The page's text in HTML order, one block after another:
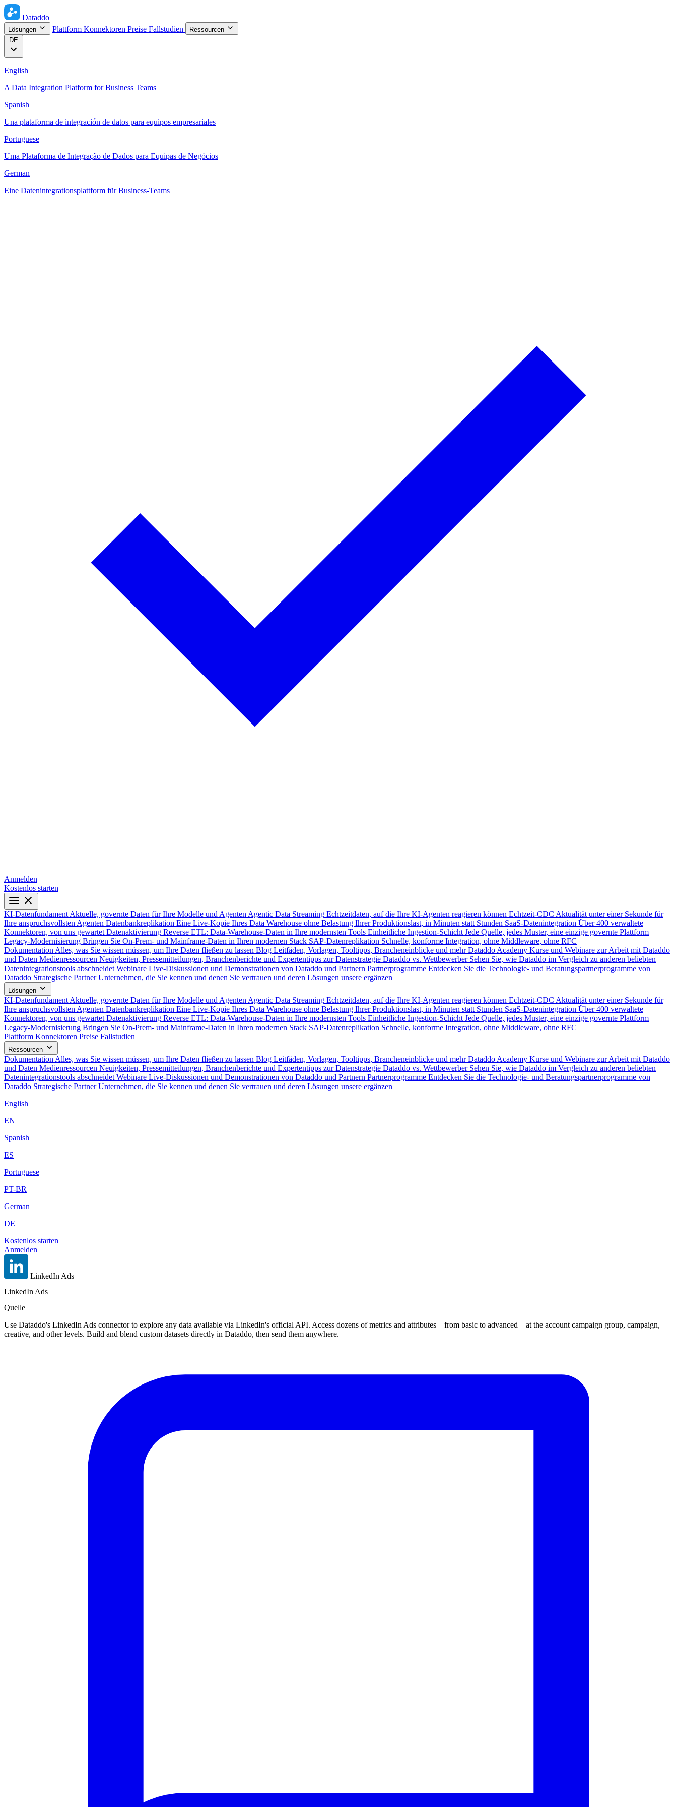
Dataddo
Lösungen Plattform Konnektoren Preise Fallstudien
Ressourcen
DE
English
A Data Integration Platform for Business Teams
Spanish
Una plataforma de integración de datos para equipos empresariales
Portuguese
Uma Plataforma de Integração de Dados para Equipas de Negócios
German
Eine Datenintegrationsplattform für Business-Teams
Anmelden
Kostenlos starten
KI-Datenfundament Aktuelle, governte Daten für Ihre Modelle und Agenten Agentic Data Streaming Echtzeitdaten, auf die Ihre KI-Agenten reagieren können Echtzeit-CDC Aktualität unter einer Sekunde für
Ihre anspruchsvollsten Agenten Datenbankreplikation Eine Live-Kopie Ihres Data Warehouse ohne Belastung Ihrer Produktionslast, in Minuten statt Stunden SaaS-Datenintegration Über 400 verwaltete
Konnektoren, von uns gewartet Datenaktivierung Reverse ETL: Data-Warehouse-Daten in Ihre modernsten Tools Einheitliche Ingestion-Schicht Jede Quelle, jedes Muster, eine einzige governte Plattform
Legacy-Modernisierung Bringen Sie On-Prem- und Mainframe-Daten in Ihren modernen Stack SAP-Datenreplikation Schnelle, konforme Integration, ohne Middleware, ohne RFC
Dokumentation Alles, was Sie wissen müssen, um Ihre Daten fließen zu lassen Blog Leitfäden, Vorlagen, Tooltipps, Brancheneinblicke und mehr Dataddo Academy Kurse und Webinare zur Arbeit mit Dataddo
und Daten Medienressourcen Neuigkeiten, Pressemitteilungen, Branchenberichte und Expertentipps zur Datenstrategie Dataddo vs. Wettbewerber Sehen Sie, wie Dataddo im Vergleich zu anderen beliebten
Datenintegrationstools abschneidet Webinare Live-Diskussionen und Demonstrationen von Dataddo und Partnern Partnerprogramme Entdecken Sie die Technologie- und Beratungspartnerprogramme von
Dataddo Strategische Partner Unternehmen, die Sie kennen und denen Sie vertrauen und deren Lösungen unsere ergänzen
Lösungen
KI-Datenfundament Aktuelle, governte Daten für Ihre Modelle und Agenten Agentic Data Streaming Echtzeitdaten, auf die Ihre KI-Agenten reagieren können Echtzeit-CDC Aktualität unter einer Sekunde für
Ihre anspruchsvollsten Agenten Datenbankreplikation Eine Live-Kopie Ihres Data Warehouse ohne Belastung Ihrer Produktionslast, in Minuten statt Stunden SaaS-Datenintegration Über 400 verwaltete
Konnektoren, von uns gewartet Datenaktivierung Reverse ETL: Data-Warehouse-Daten in Ihre modernsten Tools Einheitliche Ingestion-Schicht Jede Quelle, jedes Muster, eine einzige governte Plattform
Legacy-Modernisierung Bringen Sie On-Prem- und Mainframe-Daten in Ihren modernen Stack SAP-Datenreplikation Schnelle, konforme Integration, ohne Middleware, ohne RFC
Plattform Konnektoren Preise Fallstudien
Ressourcen
Dokumentation Alles, was Sie wissen müssen, um Ihre Daten fließen zu lassen Blog Leitfäden, Vorlagen, Tooltipps, Brancheneinblicke und mehr Dataddo Academy Kurse und Webinare zur Arbeit mit Dataddo
und Daten Medienressourcen Neuigkeiten, Pressemitteilungen, Branchenberichte und Expertentipps zur Datenstrategie Dataddo vs. Wettbewerber Sehen Sie, wie Dataddo im Vergleich zu anderen beliebten
Datenintegrationstools abschneidet Webinare Live-Diskussionen und Demonstrationen von Dataddo und Partnern Partnerprogramme Entdecken Sie die Technologie- und Beratungspartnerprogramme von
Dataddo Strategische Partner Unternehmen, die Sie kennen und denen Sie vertrauen und deren Lösungen unsere ergänzen
English
EN
Spanish
ES
Portuguese
PT-BR
German
DE
Kostenlos starten
Anmelden
LinkedIn Ads
LinkedIn Ads
Quelle
Use Dataddo's LinkedIn Ads connector to explore any data available via LinkedIn's official API. Access dozens of metrics and attributes—from basic to advanced—at the account campaign group, campaign,
creative, and other levels. Build and blend custom datasets directly in Dataddo, then send them anywhere.